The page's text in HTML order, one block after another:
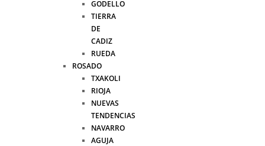
GODELLO
TIERRA
DE
CADIZ
RUEDA
ROSADO
TXAKOLI
RIOJA
NUEVAS
TENDENCIAS
NAVARRO
AGUJA